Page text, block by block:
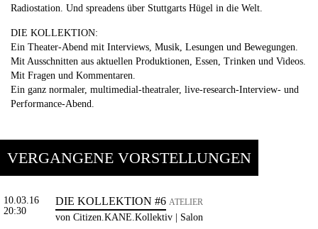
Radiostation. Und spreadens über Stuttgarts Hügel in die Welt.
DIE KOLLEKTION:
Ein Theater-Abend mit Interviews, Musik, Lesungen und Bewegungen.
Mit Ausschnitten aus aktuellen Produktionen, Essen, Trinken und Videos.
Mit Fragen und Kommentaren.
Ein ganz normaler, multimedial-theatraler, live-research-Interview- und
Performance-Abend.
VERGANGENE VORSTELLUNGEN
10.03.16
20:30
DIE KOLLEKTION #6 ATELIER
von Citizen.KANE.Kollektiv | Salon